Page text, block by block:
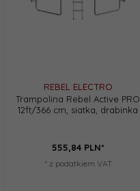
REBEL ELECTRO
Trampolina Rebel Active PRO
12ft/366 cm, siatka, drabinka
555,84 PLN*
* z podatkiem VAT